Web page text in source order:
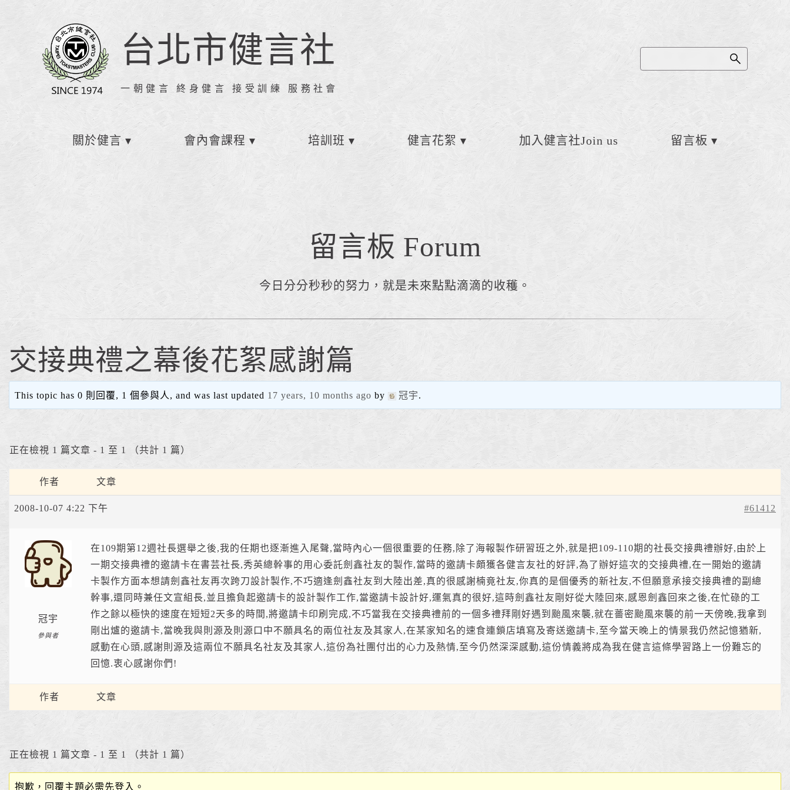
台北市健言社
一朝健言 終身健言 接受訓練 服務社會
關於健言 會內會課程 培訓班 健言花絮 加入健言社Join us 留言板
留言板 Forum
今日分分秒秒的努力，就是未來點點滴滴的收穫。
交接典禮之幕後花絮感謝篇
This topic has 0 則回覆, 1 個參與人, and was last updated 17 years, 10 months ago by 冠宇.
正在檢視 1 篇文章 - 1 至 1 （共計 1 篇）
作者 文章
2008-10-07 4:22 下午 #61412
冠宇
參與者
在109期第12週社長選舉之後,我的任期也逐漸進入尾聲,當時內心一個很重要的任務,除了海報製作研習班之外,就是把109-110期的社長交接典禮辦好,由於上
一期交接典禮的邀請卡在書芸社長,秀英總幹事的用心委託劍鑫社友的製作,當時的邀請卡頗獲各健言友社的好評,為了辦好這次的交接典禮,在一開始的邀請
卡製作方面本想請劍鑫社友再次跨刀設計製作,不巧適逢劍鑫社友到大陸出差,真的很感謝楠竟社友,你真的是個優秀的新社友,不但願意承接交接典禮的副總
幹事,還同時兼任文宣組長,並且擔負起邀請卡的設計製作工作,當邀請卡設計好,運氣真的很好,這時劍鑫社友剛好從大陸回來,感恩劍鑫回來之後,在忙碌的工
作之餘以極快的速度在短短2天多的時間,將邀請卡印刷完成,不巧當我在交接典禮前的一個多禮拜剛好遇到颱風來襲,就在薔密颱風來襲的前一天傍晚,我拿到
剛出爐的邀請卡,當晚我與則源及則源口中不願具名的兩位社友及其家人,在某家知名的速食連鎖店填寫及寄送邀請卡,至今當天晚上的情景我仍然記憶猶新,
感動在心頭,感謝則源及這兩位不願具名社友及其家人,這份為社團付出的心力及熱情,至今仍然深深感動,這份情義將成為我在健言這條學習路上一份難忘的
回憶.衷心感謝你們!
作者 文章
正在檢視 1 篇文章 - 1 至 1 （共計 1 篇）
抱歉，回覆主題必需先登入。